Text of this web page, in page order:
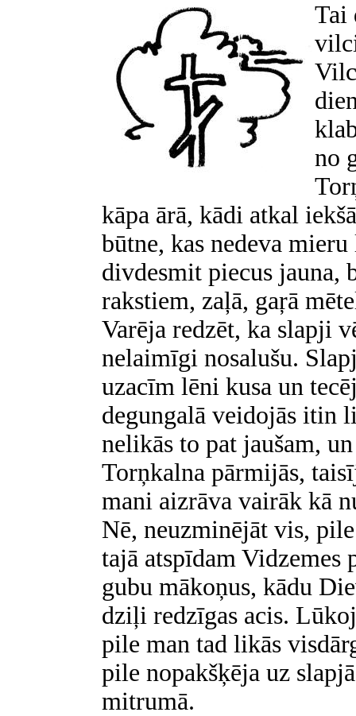
Tai
no
kāpa ārā, kādi atkal
būtne, kas nedeva
divdesmit piecus jauna,
rakstiem, zaļā, gaŗā
Varēja redzēt, ka slapji
nelaimīgi nosalušu.
uzacīm lēni kusa un
degungalā veidojās itin
nelikās to pat jaušam,
Torņkalna pārmijās,
mani aizrāva vairāk kā
Nē, neuzminējāt vis,
tajā atspīdam Vidzemes
gubu mākoņus, kādu
dziļi redzīgas acis.
pile man tad likās
pile nopakšķēja uz
mitrumā.